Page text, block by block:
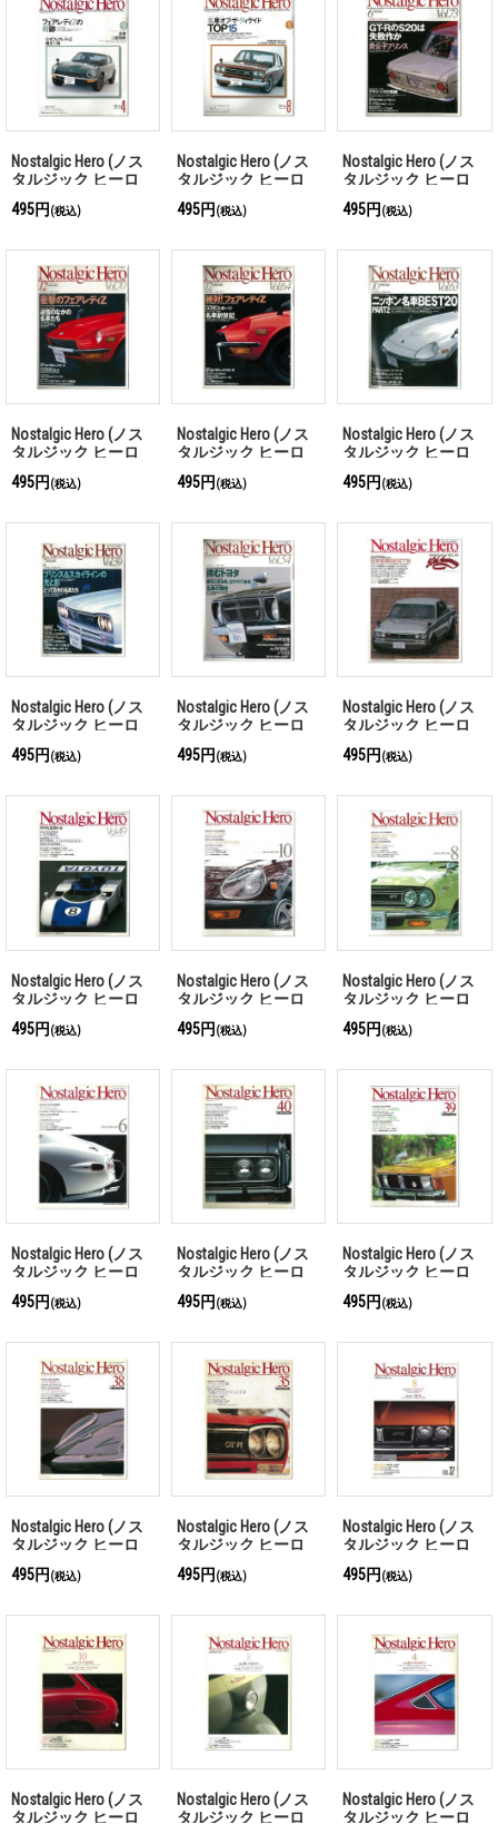
Nostalgic Hero (ノス
タルジック ヒーロ
495円 (税込)
Nostalgic Hero (ノス
タルジック ヒーロ
495円 (税込)
Nostalgic Hero (ノス
タルジック ヒーロ
495円 (税込)
Nostalgic Hero (ノス
タルジック ヒーロ
ー) Vol. 70
495円 (税込)
Nostalgic Hero (ノス
タルジック ヒーロ
ー) Vol. 64
495円 (税込)
Nostalgic Hero (ノス
タルジック ヒーロ
ー) Vol. 63
495円 (税込)
Nostalgic Hero (ノス
タルジック ヒーロ
ー) Vol. 59
495円 (税込)
Nostalgic Hero (ノス
タルジック ヒーロ
ー) Vol. 54
495円 (税込)
Nostalgic Hero (ノス
タルジック ヒーロ
ー) Vol. 50
495円 (税込)
Nostalgic Hero (ノス
タルジック ヒーロ
495円 (税込)
Nostalgic Hero (ノス
タルジック ヒーロ
495円 (税込)
Nostalgic Hero (ノス
タルジック ヒーロ
495円 (税込)
Nostalgic Hero (ノス
タルジック ヒーロ
495円 (税込)
Nostalgic Hero (ノス
タルジック ヒーロ
495円 (税込)
Nostalgic Hero (ノス
タルジック ヒーロ
495円 (税込)
Nostalgic Hero (ノス
タルジック ヒーロ
495円 (税込)
Nostalgic Hero (ノス
タルジック ヒーロ
495円 (税込)
Nostalgic Hero (ノス
タルジック ヒーロ
495円 (税込)
Nostalgic Hero (ノス
タルジック ヒーロ
Nostalgic Hero (ノス
タルジック ヒーロ
Nostalgic Hero (ノス
タルジック ヒーロ